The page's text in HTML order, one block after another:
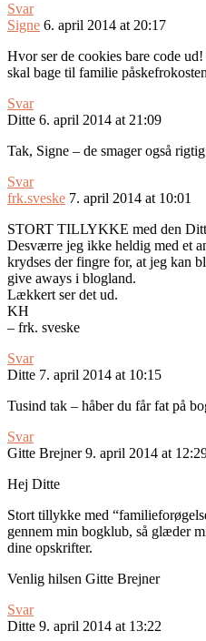
Svar
Signe 6. april 2014 at 20:17
Hvor ser de cookies bare code
skal bage til familie
Svar
Ditte 6. april 2014 at 21:09
Tak, Signe – de smager også
Svar
frk.sveske 7. april 2014 at 10:01
STORT TILLYKKE med den
Desværre jeg ikke heldig med et
krydses der fingre for, at jeg kan
give aways i blogland.
Lækkert ser det ud.
KH
– frk. sveske
Svar
Ditte 7. april 2014 at 10:15
Tusind tak – håber du får fat på
Svar
Gitte Brejner 9. april 2014 at
Hej Ditte
Stort tillykke med
gennem min bogklub, så glæder
dine opskrifter.
Venlig hilsen Gitte Brejner
Svar
Ditte 9. april 2014 at 13:22